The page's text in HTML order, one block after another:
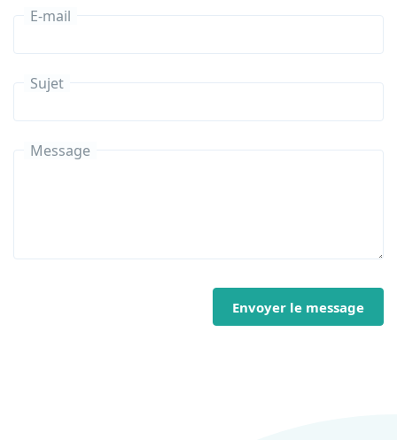
E-mail
Sujet
Message
Envoyer le message